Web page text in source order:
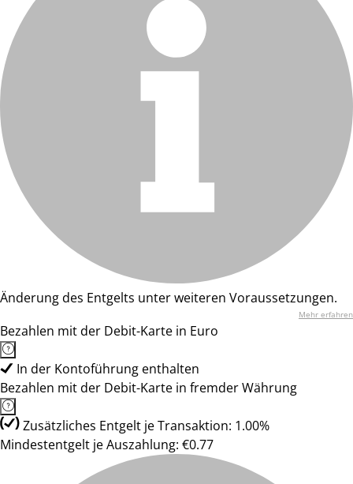
Änderung des Entgelts unter weiteren Voraussetzungen.
Mehr erfahren
Bezahlen mit der Debit-Karte in Euro
In der Kontoführung enthalten
Bezahlen mit der Debit-Karte in fremder Währung
Zusätzliches Entgelt je Transaktion: 1.00%
Mindestentgelt je Auszahlung: €0.77